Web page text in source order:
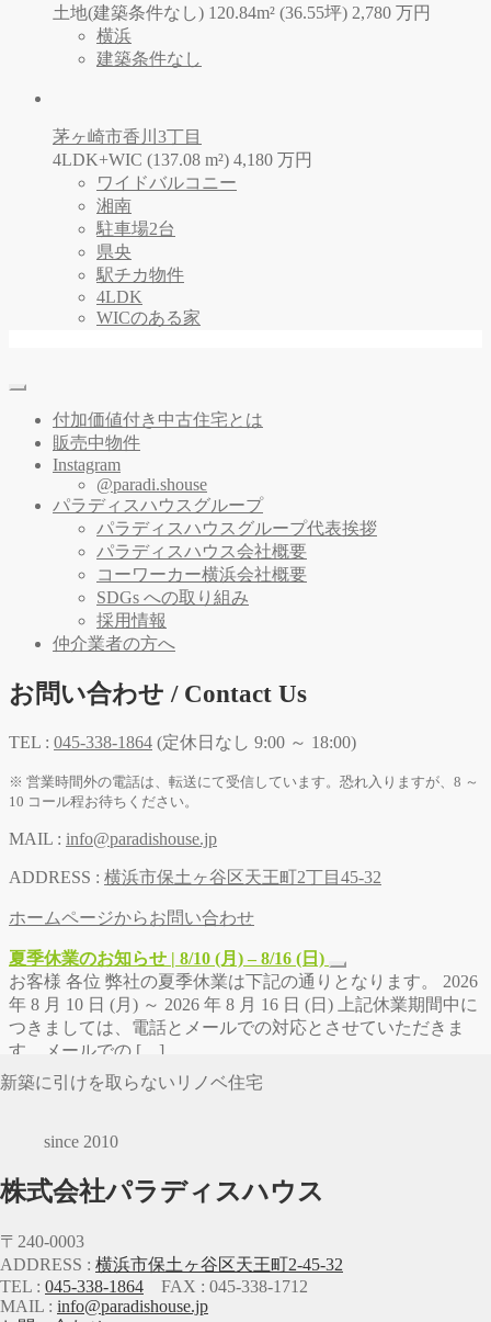
土地(建築条件なし) 120.84m² (36.55坪) 2,780 万円
横浜
建築条件なし
茅ヶ崎市香川3丁目
4LDK+WIC (137.08 m²) 4,180 万円
ワイドバルコニー
湘南
駐車場2台
県央
駅チカ物件
4LDK
WICのある家
新築に引けを取らないリノベ住宅
since 2010
株式会社パラディスハウス
〒240-0003
ADDRESS : 横浜市保土ヶ谷区天王町2-45-32
TEL : 045-338-1864 FAX : 045-338-1712
MAIL : info@paradishouse.jp
付加価値付き中古住宅とは
販売中物件
Instagram
@paradi.shouse
パラディスハウスグループ
パラディスハウスグループ代表挨拶
パラディスハウス会社概要
コーワーカー横浜会社概要
SDGs への取り組み
採用情報
仲介業者の方へ
お問い合わせ / Contact Us
TEL : 045-338-1864 (定休日なし 9:00 ～ 18:00)
※ 営業時間外の電話は、転送にて受信しています。恐れ入りますが、8 ～
10 コール程お待ちください。
MAIL : info@paradishouse.jp
ADDRESS : 横浜市保土ヶ谷区天王町2丁目45-32
ホームページからお問い合わせ
夏季休業のお知らせ | 8/10 (月) – 8/16 (日)
お客様 各位 弊社の夏季休業は下記の通りとなります。 2026
年 8 月 10 日 (月) ～ 2026 年 8 月 16 日 (日) 上記休業期間中に
つきましては、電話とメールでの対応とさせていただきま
す。メールでの […]